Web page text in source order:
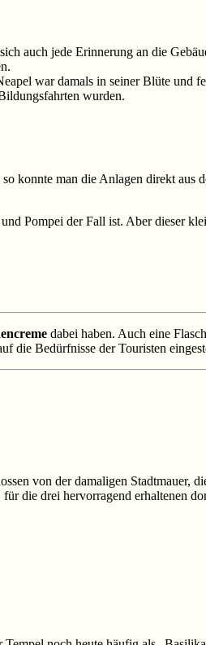
auch jede Erinnerung an die
war damals in seiner Blüte und
wurden.
konnte man die Anlagen direkt aus
Pompei der Fall ist. Aber dieser
dabei haben. Auch eine
die Bedürfnisse der Touristen
von der damaligen Stadtmauer,
die drei hervorragend erhaltenen